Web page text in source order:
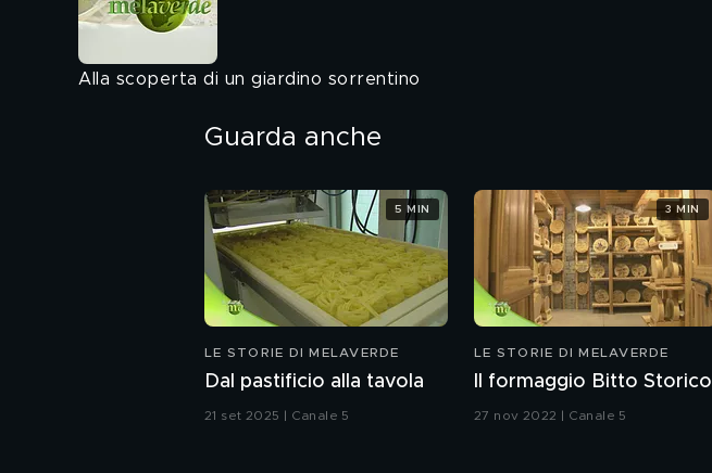
Alla scoperta di un giardino sorrentino
Guarda anche
LE STORIE DI MELAVERDE
Dal pastificio alla tavola
21 set 2025 | Canale 5
5 MIN
LE STORIE DI MELAVERDE
Il formaggio Bitto Storico
27 nov 2022 | Canale 5
3 MIN